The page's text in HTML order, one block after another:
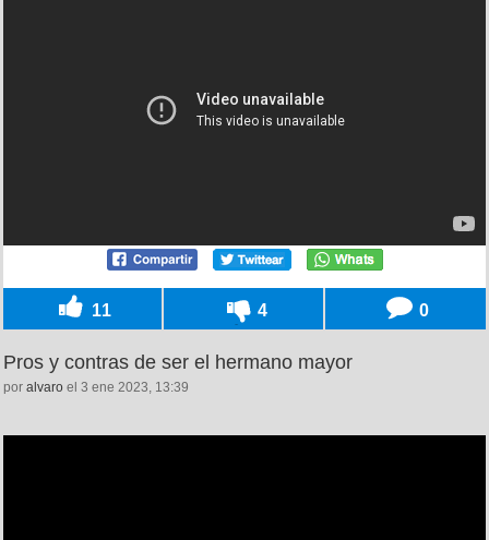
11 4 0
Pros y contras de ser el hermano mayor
por alvaro el 3 ene 2023, 13:39